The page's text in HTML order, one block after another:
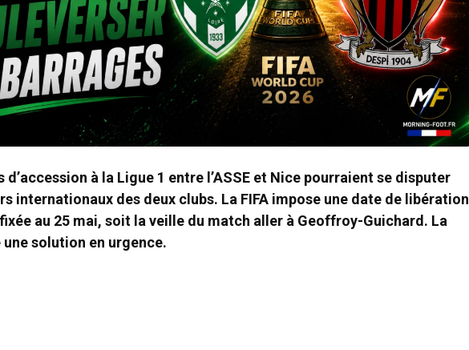
d’accession à la Ligue 1 entre l’ASSE et Nice pourraient se disputer
internationaux des deux clubs. La FIFA impose une date de libération
au 25 mai, soit la veille du match aller à Geoffroy-Guichard. La
une solution en urgence.